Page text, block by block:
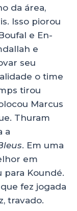
da área,
Isso piorou
e En-
e
seu
o time
tirou
Marcus
Thuram
a
. Em uma
em
para Koundé.
fez jogada
travado.